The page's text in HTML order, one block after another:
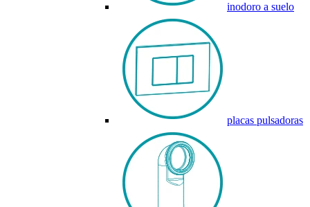
inodoro a suelo
placas pulsadoras